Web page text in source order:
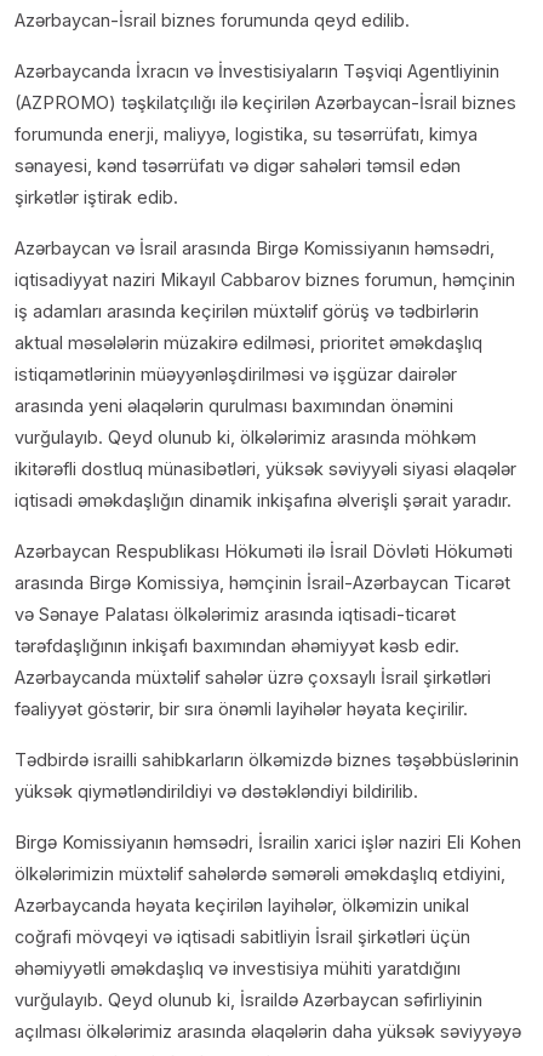
Azərbaycan-İsrail biznes forumunda qeyd edilib.
Azərbaycanda İxracın və İnvestisiyaların Təşviqi Agentliyinin
(AZPROMO) təşkilatçılığı ilə keçirilən Azərbaycan-İsrail biznes
forumunda enerji, maliyyə, logistika, su təsərrüfatı, kimya
sənayesi, kənd təsərrüfatı və digər sahələri təmsil edən
şirkətlər iştirak edib.
Azərbaycan və İsrail arasında Birgə Komissiyanın həmsədri,
iqtisadiyyat naziri Mikayıl Cabbarov biznes forumun, həmçinin
iş adamları arasında keçirilən müxtəlif görüş və tədbirlərin
aktual məsələlərin müzakirə edilməsi, prioritet əməkdaşlıq
istiqamətlərinin müəyyənləşdirilməsi və işgüzar dairələr
arasında yeni əlaqələrin qurulması baxımından önəmini
vurğulayıb. Qeyd olunub ki, ölkələrimiz arasında möhkəm
ikitərəfli dostluq münasibətləri, yüksək səviyyəli siyasi əlaqələr
iqtisadi əməkdaşlığın dinamik inkişafına əlverişli şərait yaradır.
Azərbaycan Respublikası Hökuməti ilə İsrail Dövləti Hökuməti
arasında Birgə Komissiya, həmçinin İsrail-Azərbaycan Ticarət
və Sənaye Palatası ölkələrimiz arasında iqtisadi-ticarət
tərəfdaşlığının inkişafı baxımından əhəmiyyət kəsb edir.
Azərbaycanda müxtəlif sahələr üzrə çoxsaylı İsrail şirkətləri
fəaliyyət göstərir, bir sıra önəmli layihələr həyata keçirilir.
Tədbirdə israilli sahibkarların ölkəmizdə biznes təşəbbüslərinin
yüksək qiymətləndirildiyi və dəstəkləndiyi bildirilib.
Birgə Komissiyanın həmsədri, İsrailin xarici işlər naziri Eli Kohen
ölkələrimizin müxtəlif sahələrdə səmərəli əməkdaşlıq etdiyini,
Azərbaycanda həyata keçirilən layihələr, ölkəmizin unikal
coğrafi mövqeyi və iqtisadi sabitliyin İsrail şirkətləri üçün
əhəmiyyətli əməkdaşlıq və investisiya mühiti yaratdığını
vurğulayıb. Qeyd olunub ki, İsraildə Azərbaycan səfirliyinin
açılması ölkələrimiz arasında əlaqələrin daha yüksək səviyyəyə